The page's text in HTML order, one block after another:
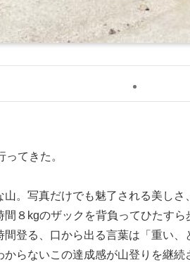
てきた。
。写真だけでも魅了される美し
８kgのザックを背負ってひたす
登る、口から出る言葉は「重い
らないこの達成感が山登りを継続